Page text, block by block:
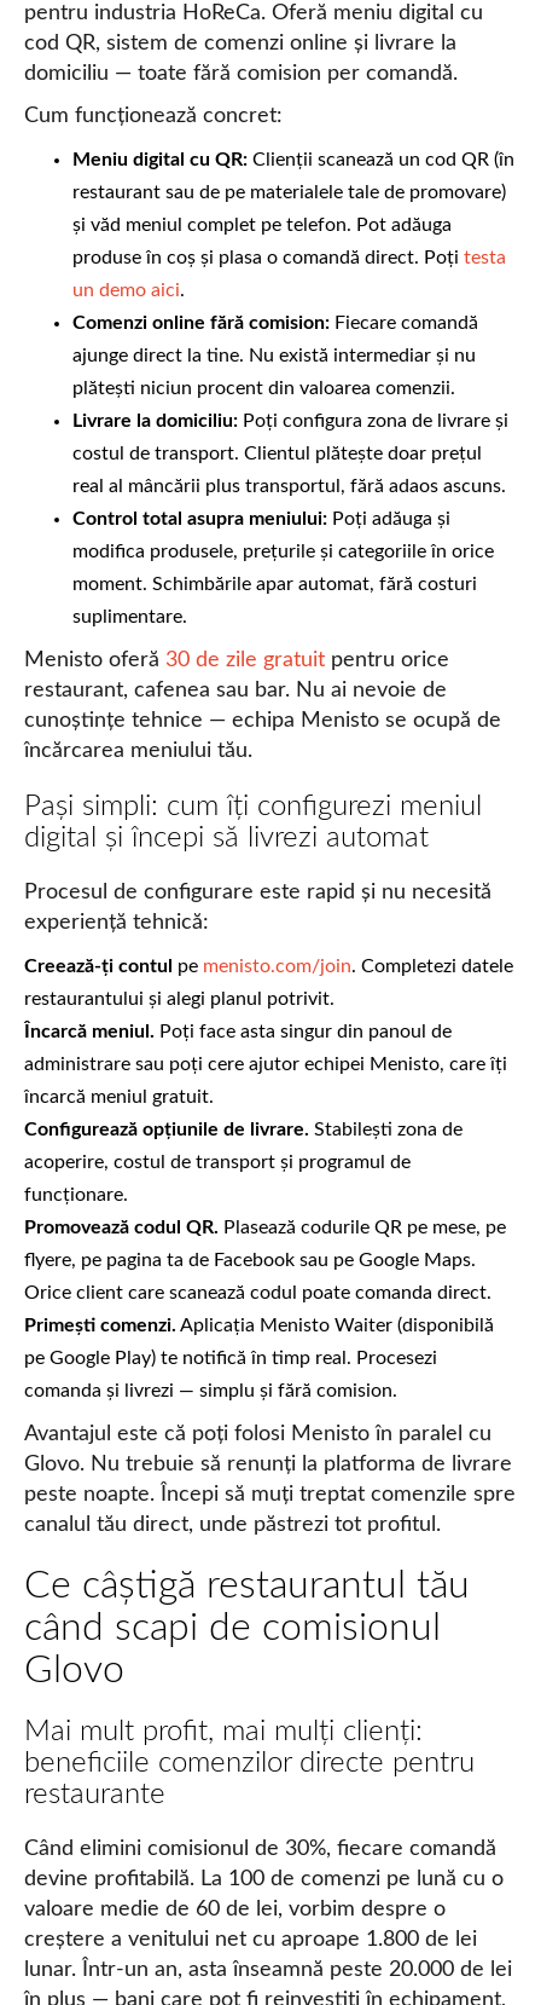
pentru industria HoReCa. Oferă meniu digital cu
cod QR, sistem de comenzi online și livrare la
domiciliu — toate fără comision per comandă.
Cum funcționează concret:
Meniu digital cu QR: Clienții scanează un cod QR (în
restaurant sau de pe materialele tale de promovare)
și văd meniul complet pe telefon. Pot adăuga
produse în coș și plasa o comandă direct. Poți testa
un demo aici.
Comenzi online fără comision: Fiecare comandă
ajunge direct la tine. Nu există intermediar și nu
plătești niciun procent din valoarea comenzii.
Livrare la domiciliu: Poți configura zona de livrare și
costul de transport. Clientul plătește doar prețul
real al mâncării plus transportul, fără adaos ascuns.
Control total asupra meniului: Poți adăuga și
modifica produsele, prețurile și categoriile în orice
moment. Schimbările apar automat, fără costuri
suplimentare.
Menisto oferă 30 de zile gratuit pentru orice
restaurant, cafenea sau bar. Nu ai nevoie de
cunoștințe tehnice — echipa Menisto se ocupă de
încărcarea meniului tău.
Pași simpli: cum îți configurezi meniul
digital și începi să livrezi automat
Procesul de configurare este rapid și nu necesită
experiență tehnică:
Creează-ți contul pe menisto.com/join. Completezi datele
restaurantului și alegi planul potrivit.
Încarcă meniul. Poți face asta singur din panoul de
administrare sau poți cere ajutor echipei Menisto, care îți
încarcă meniul gratuit.
Configurează opțiunile de livrare. Stabilești zona de
acoperire, costul de transport și programul de
funcționare.
Promovează codul QR. Plasează codurile QR pe mese, pe
flyere, pe pagina ta de Facebook sau pe Google Maps.
Orice client care scanează codul poate comanda direct.
Primești comenzi. Aplicația Menisto Waiter (disponibilă
pe Google Play) te notifică în timp real. Procesezi
comanda și livrezi — simplu și fără comision.
Avantajul este că poți folosi Menisto în paralel cu
Glovo. Nu trebuie să renunți la platforma de livrare
peste noapte. Începi să muți treptat comenzile spre
canalul tău direct, unde păstrezi tot profitul.
Ce câștigă restaurantul tău
când scapi de comisionul
Glovo
Mai mult profit, mai mulți clienți:
beneficiile comenzilor directe pentru
restaurante
Când elimini comisionul de 30%, fiecare comandă
devine profitabilă. La 100 de comenzi pe lună cu o
valoare medie de 60 de lei, vorbim despre o
creștere a venitului net cu aproape 1.800 de lei
lunar. Într-un an, asta înseamnă peste 20.000 de lei